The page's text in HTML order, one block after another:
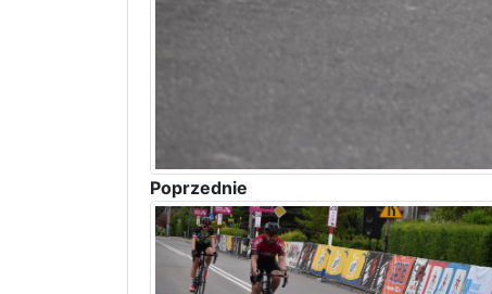
Poprzednie